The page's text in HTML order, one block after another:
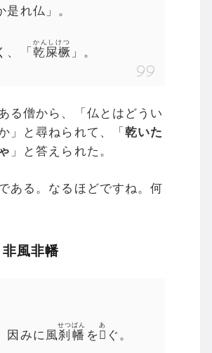
是れ仏」。
、「 乾屎橛
かんしけつ
」。
る僧から、「仏とはどうい
」と尋ねられて、「乾いた
」と答えられた。
ある。なるほどですね。何
風非幡
因みに風刹幡
せつばん
を𩗺
あ
ぐ。